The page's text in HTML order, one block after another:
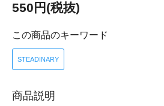
550円(税抜)
この商品のキーワード
STEADINARY
商品説明